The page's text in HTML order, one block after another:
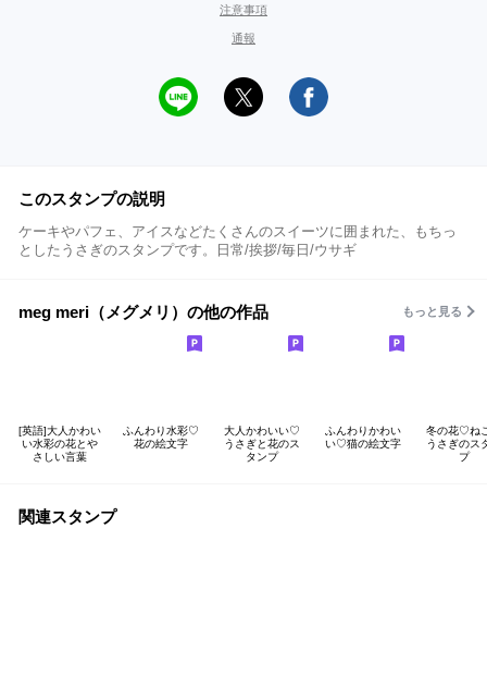
注意事項
通報
このスタンプの説明
ケーキやパフェ、アイスなどたくさんのスイーツに囲まれた、もちっ
としたうさぎのスタンプです。日常/挨拶/毎日/ウサギ
meg meri（メグメリ）の他の作品 もっと見る
[英語]大人かわい
い水彩の花とや
さしい言葉
ふんわり水彩♡
花の絵文字
大人かわいい♡
うさぎと花のス
タンプ
ふんわりかわい
い♡猫の絵文字
冬の花♡ね
うさぎのス
プ
関連スタンプ